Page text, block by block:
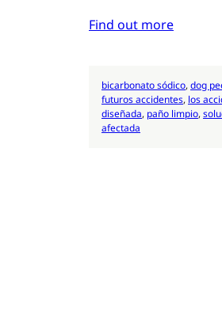
Find out more
bicarbonato sódico, dog
futuros accidentes, los
diseñada, paño limpio,
afectada